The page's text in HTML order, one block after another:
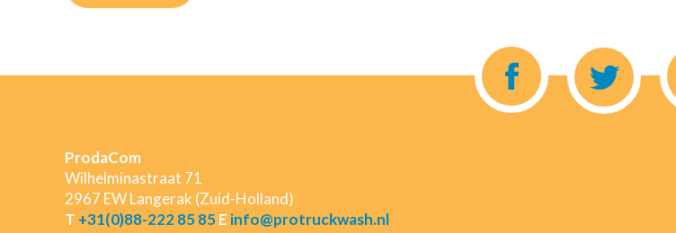
ProdaCom
Wilhelminastraat 71
2967 EW Langerak (Zuid-Holland)
T +31(0)88-222 85 85E info@protruckwash.nl